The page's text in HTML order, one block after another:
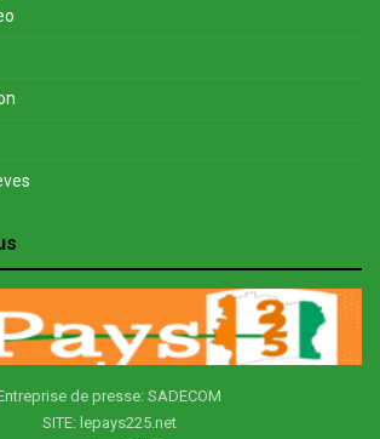
de presse: SADECOM
SITE: lepays225.net